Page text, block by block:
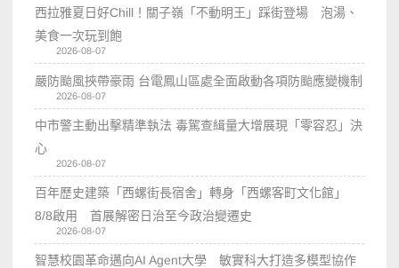
西拉雅夏日好Chill！關子嶺「不動明王」踩街登場 泡湯、
美食一次玩到飽
2026-08-07
嚴防颱風挾帶豪雨 台電鳳山區處全面啟動各項防颱應變機制
2026-08-07
中市警主動出擊精準執法 毒駕查緝量大增展現「零容忍」決
心
2026-08-07
百年歷史建築「西螺街長宿舍」轉身「西螺客町文化館」
8/8啟用 首展解密日治至今政治變遷史
2026-08-07
智慧校園革命邁向AI Agent大學 敏實科大打造多模型協作